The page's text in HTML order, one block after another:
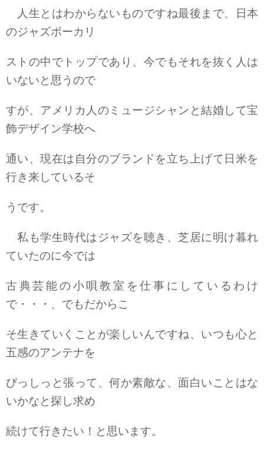
人生とはわからないものですね最後まで、日本
のジャズボーカリ
ストの中でトップであり、今でもそれを抜く人は
いないと思うので
すが、アメリカ人のミュージシャンと結婚して宝
飾デザイン学校へ
通い、現在は自分のブランドを立ち上げて日米を
行き来しているそ
うです。
私も学生時代はジャズを聴き、芝居に明け暮れ
ていたのに今では
古典芸能の小唄教室を仕事にしているわけ
で・・・、でもだからこ
そ生きていくことが楽しいんですね、いつも心と
五感のアンテナを
びっしっと張って、何か素敵な、面白いことはな
いかなと探し求め
続けて行きたい！と思います。